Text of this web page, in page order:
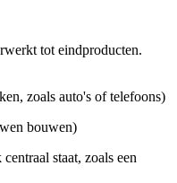
tot eindproducten.
zoals auto's of telefoons)
bouwen)
staat, zoals een